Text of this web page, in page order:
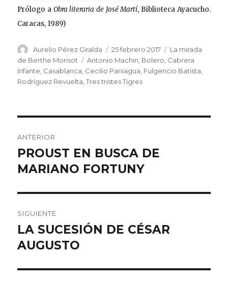
Prólogo a Obra literaria de José Martí, Biblioteca Ayacucho.
Caracas, 1989)
Autor
Aurelio Pérez Giralda
Publicado
el
25 febrero 2017 Categorías
La mirada
de Berthe Morisot
Etiquetas
Antonio Machin Bolero Cabrera
Infante Casablanca Cecilio Paniagua Fulgencio Batista
Rodríguez Revuelta ,Tres tristes Tigres
de
entradas
ANTERIOR
Entrada
anterior:
PROUST EN BUSCA DE
MARIANO FORTUNY
SIGUIENTE
Entrada
siguiente:
LA SUCESIÓN DE CÉSAR
AUGUSTO